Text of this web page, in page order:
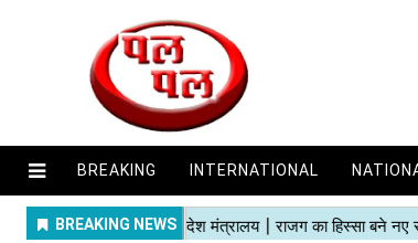
BREAKING INTERNATIONAL